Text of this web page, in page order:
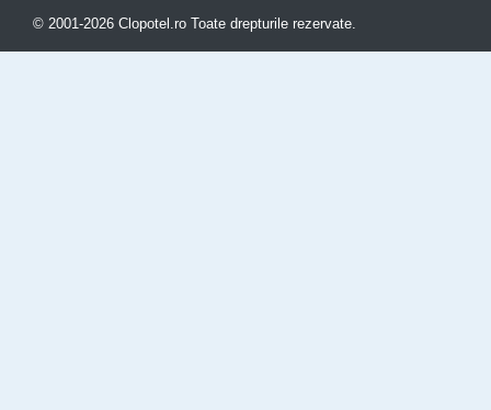
© 2001-2026 Clopotel.ro Toate drepturile rezervate.